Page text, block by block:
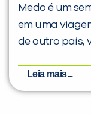
Medo é um
em uma
de outro país,
Leia mais...